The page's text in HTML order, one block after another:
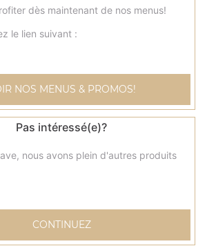
10.00€
olives
10.00€
dès maintenant de nos menus!
le lien suivant :
NOS MENUS & PROMOS!
Pas intéressé(e)?
nous avons plein d'autres produits
CONTINUEZ